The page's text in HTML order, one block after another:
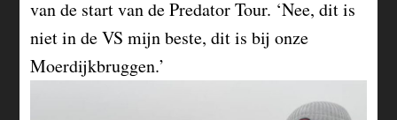
van de start van de Predator Tour. ‘Nee, dit is
niet in de VS mijn beste, dit is bij onze
Moerdijkbruggen.’